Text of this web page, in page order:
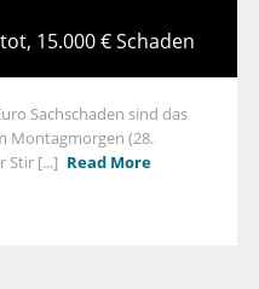
15.000 € Schaden
Sachschaden sind das
Montagmorgen (28.
Stir [...] Read More